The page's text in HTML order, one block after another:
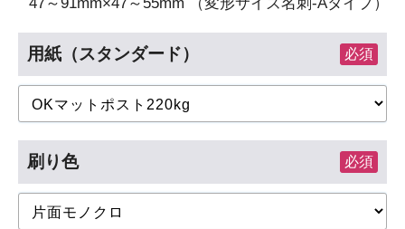
用紙（スタンダード） 必須
刷り色 必須